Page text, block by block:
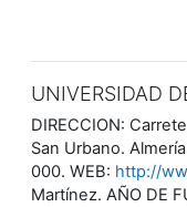
UNIVERSIDAD
DIRECCION:
San Urbano.
000. WEB: http://
Martínez. AÑO DE